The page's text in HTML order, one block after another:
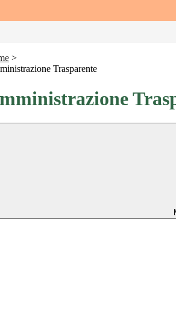
>
Trasparente